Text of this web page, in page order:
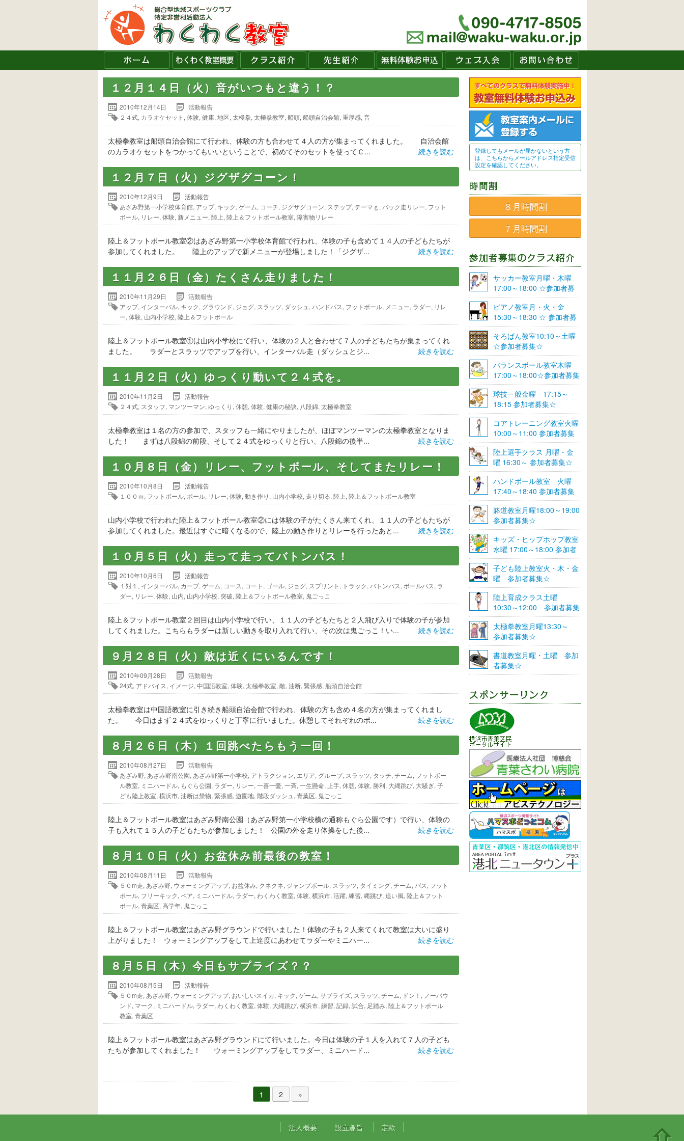
１２月１４日（火）音がいつもと違う！？
2010年12月14日
活動報告
２４式, カラオケセット , 体験, 健康, 地区, 太極拳, 太極拳教室, 船頭, 船頭自治会館, 重厚感, 音
太極拳教室は船頭自治会館にて行われ、体験の方も合わせて４人の方が集まってくれました。 自治会館
のカラオケセットをつかってもいいということで、初めてそのセットを使ってＣ...
続きを読む
１２月７日（火）ジグザグコーン！
2010年12月9日
活動報告
あざみ野第一小学校体育館, アップ, キック, ゲーム, コーチ, ジグザグコーン, ステップ, テーマｇ , バック走リレー, フット
ボール, リレー, 体験, 新メニュー, 陸上, 陸上＆フットボール教室, 障害物リレー
陸上＆フットボール教室②はあざみ野第一小学校体育館で行われ、体験の子も含めて１４人の子どもたちが
参加してくれました。 陸上のアップで新メニューが登場しました！「ジグザ...
続きを読む
１１月２６日（金）たくさん走りました！
2010年11月29日
活動報告
アップ, インターバル, キック, グラウンド, ジョグ, スラッツ, ダッシュ , ハンドパス, フットボール, メニュー, ラダー, リレ
ー, 体験, 山内小学校, 陸上＆フットボール
陸上＆フットボール教室①は山内小学校にて行い、体験の２人と合わせて７人の子どもたちが集まってくれ
ました。 ラダーとスラッツでアップを行い、インターバル走（ダッシュとジ...
続きを読む
１１月２日（火）ゆっくり動いて２４式を。
2010年11月2日
活動報告
２４式, スタッフ, マンツーマン, ゆっくり , 休憩, 体験, 健康の秘訣, 八段錦, 太極拳教室
太極拳教室は１名の方の参加で、スタッフも一緒にやりましたが、ほぼマンツーマンの太極拳教室となりま
した！ まずは八段錦の前段、そして２４式をゆっくりと行い、八段錦の後半...
続きを読む
１０月８日（金）リレー、フットボール、そしてまたリレー！
2010年10月8日
活動報告
１００ｍ, フットボール, ボール, リレー, 体験, 動き作り , 山内小学校, 走り切る, 陸上, 陸上＆フットボール教室
山内小学校で行われた陸上＆フットボール教室②には体験の子がたくさん来てくれ、１１人の子どもたちが
参加してくれました。最近はすぐに暗くなるので、陸上の動き作りとリレーを行ったあと...
続きを読む
１０月５日（火）走って走ってバトンパス！
2010年10月6日
活動報告
１対１ , インターバル, カーブ, ゲーム, コース, コート , ゴール, ジョグ, スプリント , トラック, バトンパス, ボールパス, ラ
ダー, リレー, 体験, 山内, 山内小学校, 突破, 陸上＆フットボール教室, 鬼ごっこ
陸上＆フットボール教室２回目は山内小学校で行い、１１人の子どもたちと２人飛び入りで体験の子が参加
してくれました。こちらもラダーは新しい動きを取り入れて行い、その次は鬼ごっこ！い...
続きを読む
９月２８日（火）敵は近くにいるんです！
2010年09月28日
活動報告
24式, アドバイス, イメージ, 中国語教室, 体験, 太極拳教室, 敵, 油断, 緊張感, 船頭自治会館
太極拳教室は中国語教室に引き続き船頭自治会館で行われ、体験の方も含め４名の方が集まってくれまし
た。 今日はまず２４式をゆっくりと丁寧に行いました。休憩してそれぞれのポ...
続きを読む
８月２６日（木）１回跳べたらもう一回！
2010年08月27日
活動報告
あざみ野, あざみ野南公園, あざみ野第一小学校, アトラクション, エリア, グループ, スラッツ, タッチ, チーム, フットボー
ル教室, ミニハードル, もぐら公園, ラダー, リレー, 一喜一憂, 一斉, 一生懸命, 上手, 休憩, 体験, 勝利, 大縄跳び, 大騒ぎ, 子
ども陸上教室, 横浜市, 油断は禁物, 緊張感, 遊園地, 階段ダッシュ , 青葉区, 鬼ごっこ
陸上＆フットボール教室はあざみ野南公園（あざみ野第一小学校横の通称もぐら公園です）で行い、体験の
子も入れて１５人の子どもたちが参加しました！ 公園の外を走り体操をした後...
続きを読む
８月１０日（火）お盆休み前最後の教室！
2010年08月11日
活動報告
５０m走, あざみ野, ウォーミングアップ, お盆休み, クネクネ, ジャンプボール, スラッツ, タイミング, チーム, パス, フット
ボール, フリーキック, ペア, ミニハードル, ラダー, わくわく教室, 体験, 横浜市, 活躍, 練習, 縄跳び, 追い風, 陸上＆フット
ボール, 青葉区, 高学年, 鬼ごっこ
陸上＆フットボール教室はあざみ野グラウンドで行いました！体験の子も２人来てくれて教室は大いに盛り
上がりました！ ウォーミングアップをして上達度にあわせてラダーやミニハー...
続きを読む
８月５日（木）今日もサプライズ？？
2010年08月5日
活動報告
５０m走, あざみ野, ウォーミングアップ, おいしいスイカ, キック, ゲーム, サプライズ, スラッツ, チーム, ドン！ , ノーバウ
ンド, マーク, ミニハードル, ラダー, わくわく教室, 体験, 大縄跳び, 横浜市, 練習, 記録, 試合, 足踏み, 陸上＆フットボール
教室, 青葉区
陸上＆フットボール教室はあざみ野グラウンドにて行いました。今日は体験の子１人を入れて７人の子ども
たちが参加してくれました！ ウォーミングアップをしてラダー、ミニハード...
続きを読む
1 2 »
登録してもメールが届かないという方
は、こちらからメールアドレス指定受信
設定を確認してください。
８月時間割
７月時間割
サッカー教室月曜・木曜
17:00～18:00 ☆参加者募
集☆
ピアノ教室月・火・金
15:30～18:30 ☆ 参加者募
集☆
そろばん教室10:10～土曜
☆参加者募集☆
バランスボール教室木曜
17:00～18:00☆参加者募集
☆
球技一般金曜 17:15～
18:15 参加者募集☆
コアトレーニング教室火曜
10:00～11:00 参加者募集
陸上選手クラス 月曜・金
曜 16:30～ 参加者募集☆
ハンドボール教室 火曜
17:40～18:40 参加者募集
☆
躰道教室月曜18:00～19:00
参加者募集☆
キッズ・ヒップホップ教室
水曜 17:00～18:00 参加者
募集☆
子ども陸上教室火・木・金
曜 参加者募集☆
陸上育成クラス土曜
10:30～12:00 参加者募集
☆
太極拳教室月曜13:30～
参加者募集☆
書道教室月曜・土曜 参加
者募集☆
法人概要 設立趣旨 定款